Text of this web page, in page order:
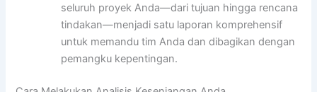
seluruh proyek Anda—dari tujuan hingga rencana
tindakan—menjadi satu laporan komprehensif
untuk memandu tim Anda dan dibagikan dengan
pemangku kepentingan.